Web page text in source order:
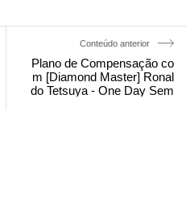
Conteúdo anterior
Plano de Compensação co
m [Diamond Master] Ronal
do Tetsuya - One Day Sem